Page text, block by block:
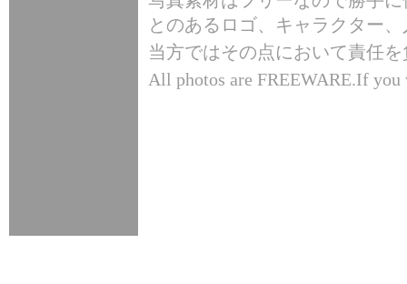
とのあるロゴ、キャラクター
当方ではその点において責任
All photos are FREEWARE.If you